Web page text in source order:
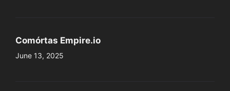
Comórtas Empire.io
June 13, 2025